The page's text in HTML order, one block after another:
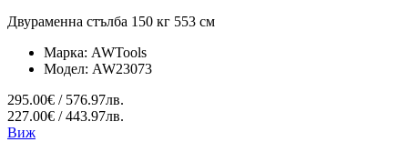
Двураменна стълба 150 кг 553 см
Марка: AWTools
Модел: AW23073
295.00€ / 576.97лв.
227.00€ / 443.97лв.
Виж